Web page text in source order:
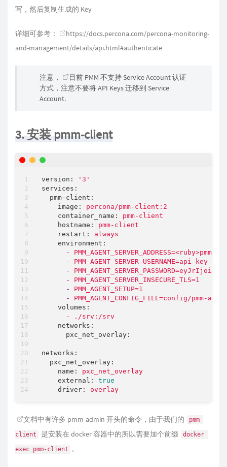
写，然后复制生成的 Key
详细可参考：
https://docs.percona.com/percona-monitoring-
and-management/details/api.html#authenticate
注意，
目前 PMM 不支持 Service Account 认证
方式 ，注意不要将 API Keys 迁移到 Service
Account.
3. 安装 pmm-client
version:
'3'
services:
pmm-client:
image:
percona/pmm-client:2
container_name:
pmm-client
hostname:
pmm-client
restart:
always
environment:
-
-
PMM_AGENT_SERVER_USERNAME=api_key
-
-
PMM_AGENT_SERVER_INSECURE_TLS=1
-
PMM_AGENT_SETUP=1
-
PMM_AGENT_CONFIG_FILE=config/pmm-
volumes:
-
./srv:/srv
networks:
pxc_net_overlay:
networks:
pxc_net_overlay:
name:
pxc_net_overlay
external:
true
driver:
overlay
文档中有许多 pmm-admin 开头的命令，由于我们的 pmm-
client 是安装在 docker 容器中的所以需要加个前缀 docker
exec pmm-client 。